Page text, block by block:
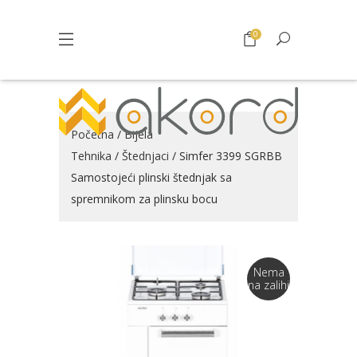
0
Početna /Bijela
Tehnika / Štednjaci / Simfer 3399 SGRBB
Samostojeći plinski štednjak sa
spremnikom za plinsku bocu
Nema
na zalihi